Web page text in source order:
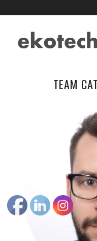
TEAM